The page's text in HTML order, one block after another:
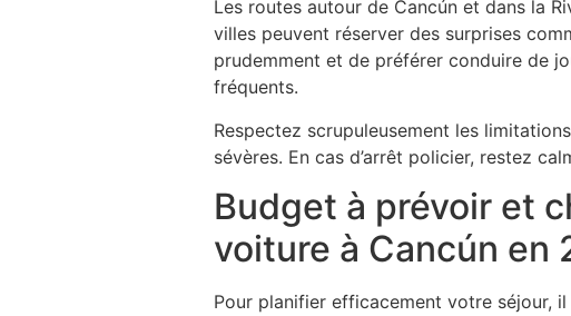
Les routes autour de Cancún et dans la
villes peuvent réserver des surprises
prudemment et de préférer conduire de
fréquents.
Respectez scrupuleusement les
sévères. En cas d’arrêt policier, restez
Budget à prévoir et
voiture à Cancún en
Pour planifier efficacement votre séjour,